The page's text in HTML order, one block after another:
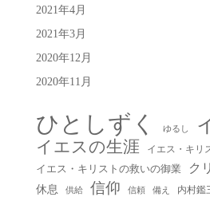
2021年4月
2021年3月
2020年12月
2020年11月
ひとしずく ゆるし
イエスの生涯
イエス・キリ
イエス・キリストの救いの御業
ク
休息 供給 信仰 信頼 備え 内村鑑